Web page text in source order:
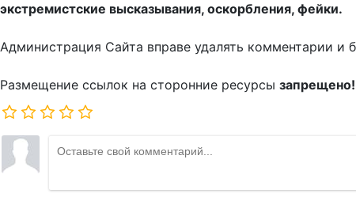
экстремистские высказывания, оскорбления, фейки.
Администрация Сайта вправе удалять комментарии и
Размещение ссылок на сторонние ресурсы запрещено!